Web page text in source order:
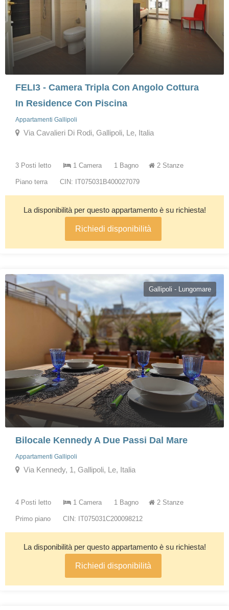
FELI3 - Camera Tripla Con Angolo Cottura
In Residence Con Piscina
Appartamenti Gallipoli
Via Cavalieri Di Rodi, Gallipoli, Le, Italia
3 Posti letto 1 Camera 1 Bagno 2 Stanze
Piano terra CIN: IT075031B400027079
La disponibilità per questo appartamento è su richiesta!
Richiedi disponibilità
Gallipoli - Lungomare
Bilocale Kennedy A Due Passi Dal Mare
Appartamenti Gallipoli
Via Kennedy, 1, Gallipoli, Le, Italia
4 Posti letto 1 Camera 1 Bagno 2 Stanze
Primo piano CIN: IT075031C200098212
La disponibilità per questo appartamento è su richiesta!
Richiedi disponibilità